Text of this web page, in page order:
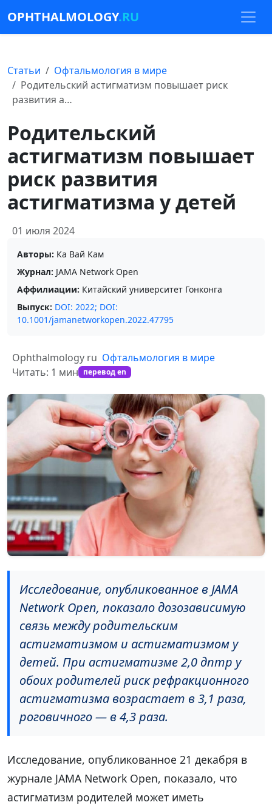
OPHTHALMOLOGY.RU
Статьи
Офтальмология в мире
Родительский астигматизм повышает риск
развития а…
Родительский
астигматизм повышает
риск развития
астигматизма у детей
01 июля 2024
Авторы: Ка Вай Кам
Журнал: JAMA Network Open
Аффилиации: Китайский университет Гонконга
Выпуск: DOI: 2022; DOI:
10.1001/jamanetworkopen.2022.47795
Ophthalmology ru Офтальмология в мире
Читать: 1 мин перевод en
Исследование, опубликованное в JAMA
Network Open, показало дозозависимую
связь между родительским
астигматизмом и астигматизмом у
детей. При астигматизме 2,0 дптр у
обоих родителей риск рефракционного
астигматизма возрастает в 3,1 раза,
роговичного — в 4,3 раза.
Исследование, опубликованное 21 декабря в
журнале JAMA Network Open, показало, что
астигматизм родителей может иметь